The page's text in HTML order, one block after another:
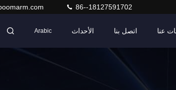
86--18127591702
عنا اتصل بنا الأحداث Arabic